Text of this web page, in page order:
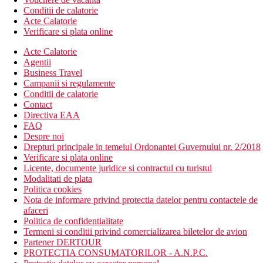
Conditii de calatorie
Acte Calatorie
Verificare si plata online
Acte Calatorie
Agentii
Business Travel
Campanii si regulamente
Conditii de calatorie
Contact
Directiva EAA
FAQ
Despre noi
Drepturi principale in temeiul Ordonantei Guvernului nr. 2/2018
Verificare si plata online
Licente, documente juridice si contractul cu turistul
Modalitati de plata
Politica cookies
Nota de informare privind protectia datelor pentru contactele de
afaceri
Politica de confidentialitate
Termeni si conditii privind comercializarea biletelor de avion
Partener DERTOUR
PROTECTIA CONSUMATORILOR - A.N.P.C.